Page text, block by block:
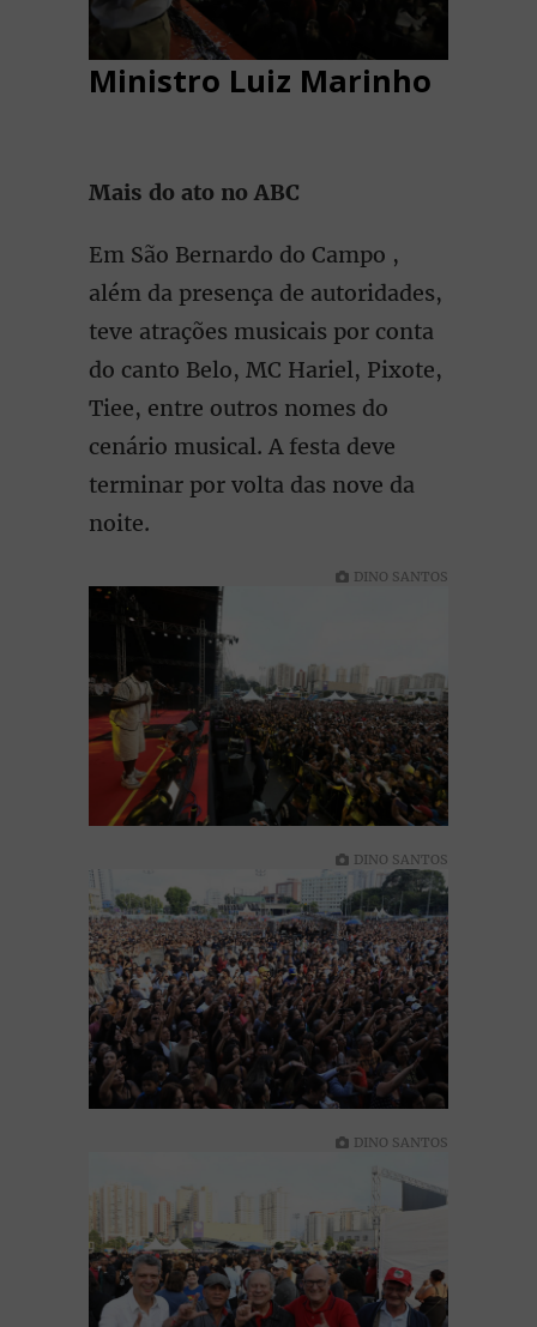
Ministro Luiz Marinho
Mais do ato no ABC
Em São Bernardo do Campo ,
além da presença de autoridades,
teve atrações musicais por conta
do canto Belo, MC Hariel, Pixote,
Tiee, entre outros nomes do
cenário musical. A festa deve
terminar por volta das nove da
noite.
DINO SANTOS
DINO SANTOS
DINO SANTOS